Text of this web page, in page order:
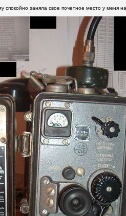
спокойно заняла свое почетное место у меня на